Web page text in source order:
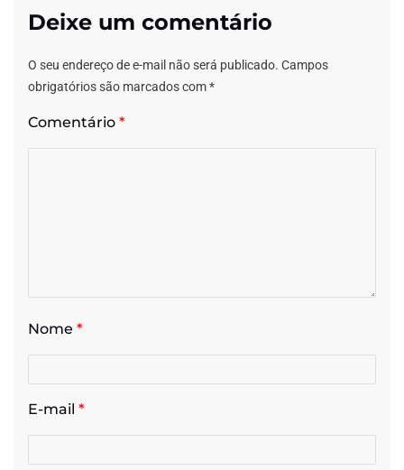
Deixe um comentário
O seu endereço de e-mail não será publicado. Campos
obrigatórios são marcados com*
Comentário *
Nome *
E-mail *